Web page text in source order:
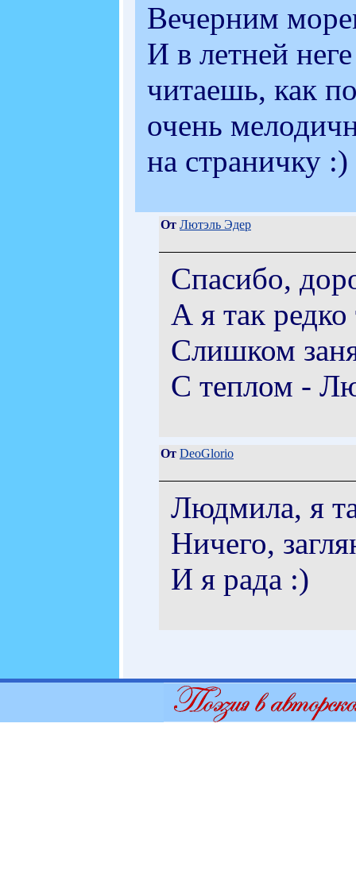
Вечерним
И в летней
читаешь, как
очень
на страничку :)
От Лютэль Эдер
Спасибо,
А я так
Слишком
С теплом -
От DeoGlorio
Людмила, я
Ничего,
И я рада :)